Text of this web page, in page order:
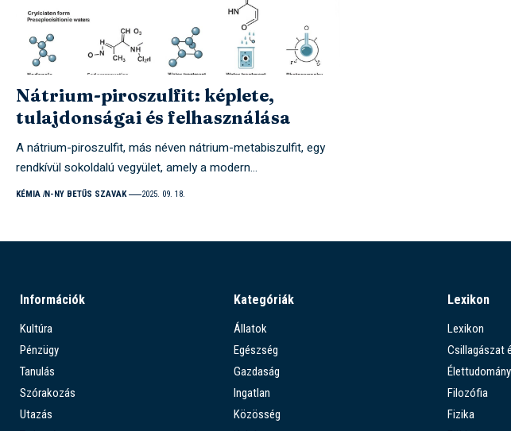
Nátrium-piroszulfit: képlete,
tulajdonságai és felhasználása
A nátrium-piroszulfit, más néven nátrium-metabiszulfit, egy
rendkívül sokoldalú vegyület, amely a modern…
KÉMIA N-NY BETŰS SZAVAK 2025. 09. 18.
Információk
Kultúra
Pénzügy
Tanulás
Szórakozás
Utazás
Kategóriák
Állatok
Egészség
Gazdaság
Ingatlan
Közösség
Lexikon
Lexikon
Csillagászat
Filozófia
Fizika